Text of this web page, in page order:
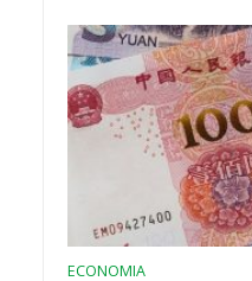
ECONOMIA